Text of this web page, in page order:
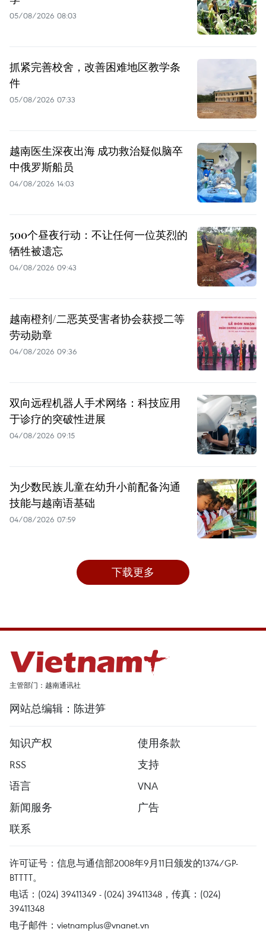
05/08/2026 08:03
抓紧完善校舍，改善困难地区教学条
件
05/08/2026 07:33
越南医生深夜出海 成功救治疑似脑卒
中俄罗斯船员
04/08/2026 14:03
500个昼夜行动：不让任何一位英烈的
牺牲被遗忘
04/08/2026 09:43
越南橙剂/二恶英受害者协会获授二等
劳动勋章
04/08/2026 09:36
双向远程机器人手术网络：科技应用
于诊疗的突破性进展
04/08/2026 09:15
为少数民族儿童在幼升小前配备沟通
技能与越南语基础
04/08/2026 07:59
下载更多
主管部门：越南通讯社
网站总编辑：陈进笋
知识产权
使用条款
RSS
支持
语言
VNA
新闻服务
广告
联系
许可证号：信息与通信部2008年9月11日颁发的1374/GP-
BTTTT。
电话：(024) 39411349 - (024) 39411348，传真：(024)
39411348
电子邮件： vietnamplus@vnanet.vn